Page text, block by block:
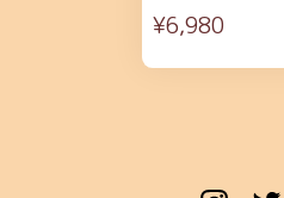
¥6,980